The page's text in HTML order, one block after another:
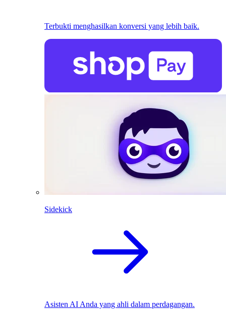
Terbukti menghasilkan konversi yang lebih baik.
Sidekick
Asisten AI Anda yang ahli dalam perdagangan.